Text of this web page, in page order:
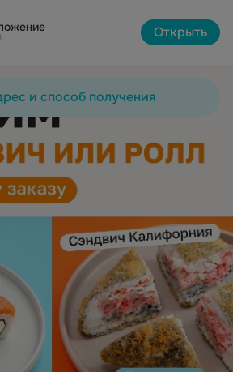
Открыть
и способ получения